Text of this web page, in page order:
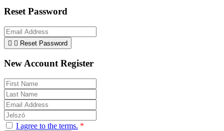
Reset Password
  Reset Password
New Account Register
I agree to the terms. *